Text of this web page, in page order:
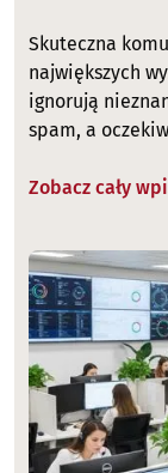
Skuteczna
największych
ignorują
spam, a
Zobacz cały
Image